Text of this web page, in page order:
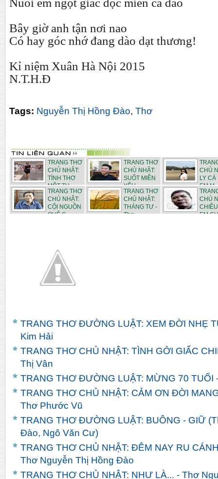
Bây giờ anh tận nơi nao
Có hay góc nhớ đang dào dạt thương!
Kỉ niệm Xuân Hà Nội 2015
N.T.H.Đ
Tags: Nguyễn Thị Hồng Đào, Thơ
TRANG THƠ
CHỦ NHẬT:
TÌNH THƠ
MỘT TH...
TRANG THƠ
CHỦ NHẬT:
SUỐT MIỀN
YÊU -...
CHỦ
LY CÀ
EM
TRANG THƠ
CHỦ NHẬT:
CỘI NGUỒN
QUÊ C...
TRANG THƠ
CHỦ NHẬT:
THÁNG TƯ -
Thơ ...
CHỦ
EM
TRANG THƠ ĐƯỜNG LUẬT: XEM ĐỜI NHẸ
Kim Hải
TRANG THƠ CHỦ NHẬT: TÌNH GỞI GIẤC
Thị Vân
TRANG THƠ ĐƯỜNG LUẬT: MỪNG 70 TUỔI
TRANG THƠ CHỦ NHẬT: CẢM ƠN ĐỜI
Thơ Phước Vũ
TRANG THƠ ĐƯỜNG LUẬT: BUÔNG - GIỮ
Đào, Ngô Văn Cư)
TRANG THƠ CHỦ NHẬT: ĐÊM NAY RU
Thơ Nguyễn Thị Hồng Đào
TRANG THƠ CHỦ NHẬT: NHƯ LÀ... - Thơ